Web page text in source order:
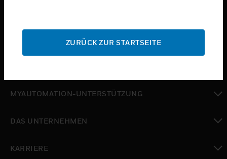
toggle view
toggle view
MYAUTOMATION-UNTERSTÜTZUNG
DAS UNTERNEHMEN
KARRIERE
ZURÜCK ZUR STARTSEITE